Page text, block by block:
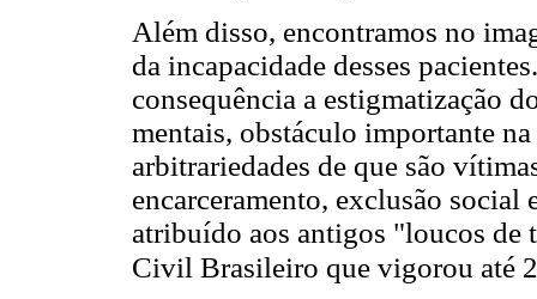
Além disso, encontramos no
da incapacidade desses
consequência a estigmatização
mentais, obstáculo importante
arbitrariedades de que são
encarceramento, exclusão social
atribuído aos antigos "loucos
Civil Brasileiro que vigorou até